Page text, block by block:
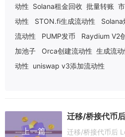
动性 Solana租金回收 批量转账
动性
STON.fi生成流动性 Solana
流动性
PUMP发币 Raydium V2
加池子
Orca创建流动性 生成流
动性 uniswap v3添加流动性
上一篇
迁移/桥接代币后